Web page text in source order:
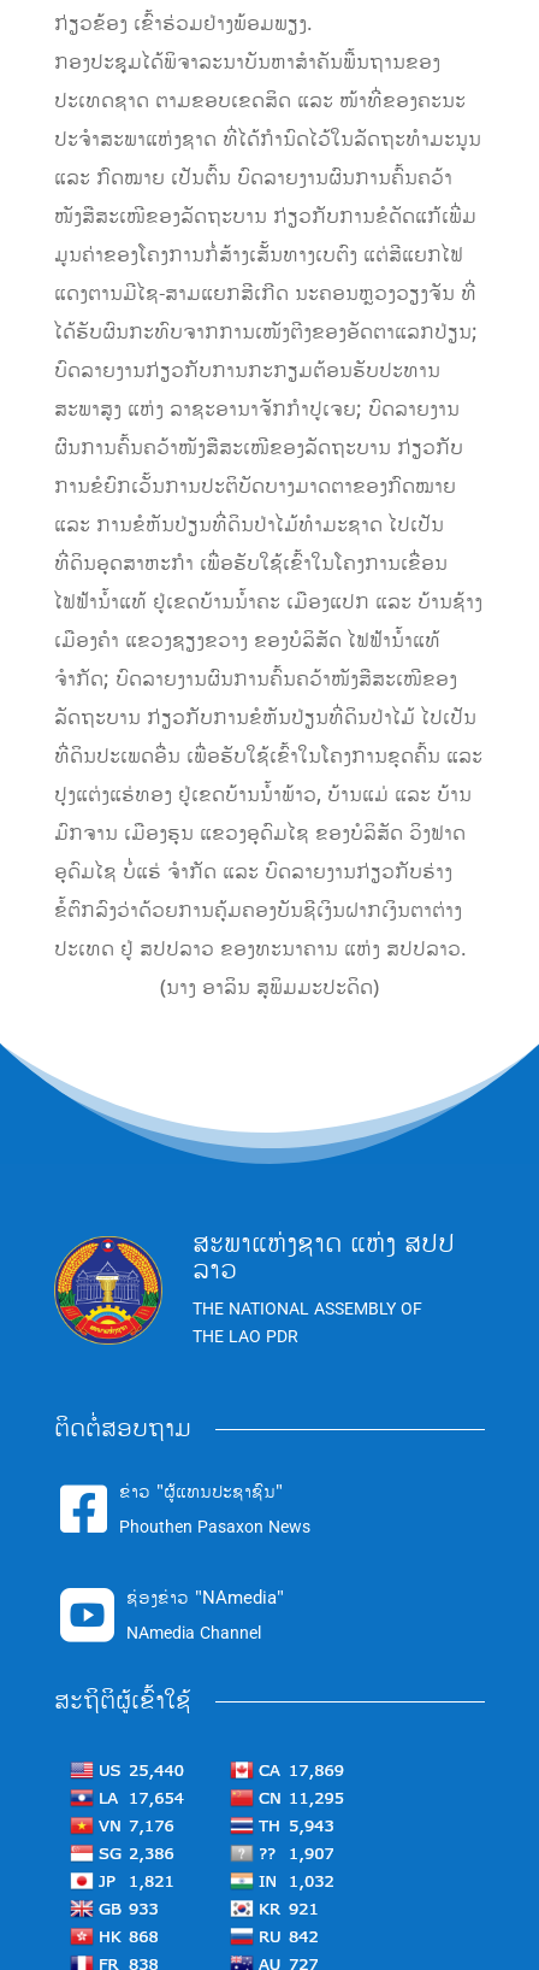
ກ່ຽວຂ້ອງ ເຂົ້າຮ່ວມຢ່າງພ້ອມພຽງ.
ກອງປະຊຸມໄດ້ພິຈາລະນາບັນຫາສໍາຄັນພື້ນຖານຂອງ
ປະເທດຊາດ ຕາມຂອບເຂດສິດ ແລະ ໜ້າທີ່ຂອງຄະນະ
ປະຈໍາສະພາແຫ່ງຊາດ ທີ່ໄດ້ກໍານົດໄວ້ໃນລັດຖະທໍາມະນູນ
ແລະ ກົດໝາຍ ເປັນຕົ້ນ ບົດລາຍງານຜົນການຄົ້ນຄວ້າ
ໜັງສືສະເໜີຂອງລັດຖະບານ ກ່ຽວກັບການຂໍດັດແກ້ເພີ່ມ
ມູນຄ່າຂອງໂຄງການກໍ່ສ້າງເສັ້ນທາງເບຕົງ ແຕ່ສີແຍກໄຟ
ແດງຕານມີໄຊ-ສາມແຍກສີເກີດ ນະຄອນຫຼວງວຽງຈັນ ທີ່
ໄດ້ຮັບຜົນກະທົບຈາກການເໜັງຕີງຂອງອັດຕາແລກປ່ຽນ;
ບົດລາຍງານກ່ຽວກັບການກະກຽມຕ້ອນຮັບປະທານ
ສະພາສູງ ແຫ່ງ ລາຊະອານາຈັກກໍາປູເຈຍ; ບົດລາຍງານ
ຜົນການຄົ້ນຄວ້າໜັງສືສະເໜີຂອງລັດຖະບານ ກ່ຽວກັບ
ການຂໍຍົກເວັ້ນການປະຕິບັດບາງມາດຕາຂອງກົດໝາຍ
ແລະ ການຂໍຫັນປ່ຽນທີ່ດິນປ່າໄມ້ທຳມະຊາດ ໄປເປັນ
ທີ່ດິນອຸດສາຫະກຳ ເພື່ອຮັບໃຊ້ເຂົ້າໃນໂຄງການເຂື່ອນ
ໄຟຟ້ານໍ້າແທ້ ຢູ່ເຂດບ້ານນໍ້າຄະ ເມືອງແປກ ແລະ ບ້ານຊ້າງ
ເມືອງຄໍາ ແຂວງຊຽງຂວາງ ຂອງບໍລິສັດ ໄຟຟ້ານໍ້າແທ້
ຈຳກັດ; ບົດລາຍງານຜົນການຄົ້ນຄວ້າໜັງສືສະເໜີຂອງ
ລັດຖະບານ ກ່ຽວກັບການຂໍຫັນປ່ຽນທີ່ດິນປ່າໄມ້ ໄປເປັນ
ທີ່ດິນປະເພດອື່ນ ເພື່ອຮັບໃຊ້ເຂົ້າໃນໂຄງການຂຸດຄົ້ນ ແລະ
ປຸງແຕ່ງແຮ່ທອງ ຢູ່ເຂດບ້ານນໍ້າພ້າວ, ບ້ານແມ່ ແລະ ບ້ານ
ມົກຈານ ເມືອງຮຸນ ແຂວງອຸດົມໄຊ ຂອງບໍລິສັດ ວິງຟາດ
ອຸດົມໄຊ ບໍ່ແຮ່ ຈຳກັດ ແລະ ບົດລາຍງານກ່ຽວກັບຮ່າງ
ຂໍ້ຕົກລົງວ່າດ້ວຍການຄຸ້ມຄອງບັນຊີເງິນຝາກເງິນຕາຕ່າງ
ປະເທດ ຢູ່ ສປປລາວ ຂອງທະນາຄານ ແຫ່ງ ສປປລາວ.
(ນາງ ອາລິນ ສຸພິມມະປະດິດ)
ສະພາແຫ່ງຊາດ ແຫ່ງ ສປປ
ລາວ
THE NATIONAL ASSEMBLY OF
THE LAO PDR
ຕິດຕໍ່ສອບຖາມ
 ຂ່າວ "ຜູ້ແທນປະຊາຊົນ"
Phouthen Pasaxon News
 ຊ່ອງຂ່າວ "NAmedia"
NAmedia Channel
ສະຖິຕິຜູ້ເຂົ້າໃຊ້